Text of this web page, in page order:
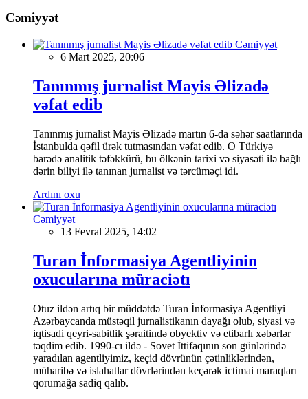
Cəmiyyət
Cəmiyyət
6 Mart 2025, 20:06
Tanınmış jurnalist Mayis Əlizadə
vəfat edib
Tanınmış jurnalist Mayis Əlizadə martın 6-da səhər saatlarında
İstanbulda qəfil ürək tutmasından vəfat edib. O Türkiyə
barədə analitik təfəkkürü, bu ölkənin tarixi və siyasəti ilə bağlı
dərin biliyi ilə tanınan jurnalist və tərcüməçi idi.
Ardını oxu
Cəmiyyət
13 Fevral 2025, 14:02
Turan İnformasiya Agentliyinin
oxucularına müraciətı
Otuz ildən artıq bir müddətdə Turan İnformasiya Agentliyi
Azərbaycanda müstəqil jurnalistikanın dayağı olub, siyasi və
iqtisadi qeyri-sabitlik şəraitində obyektiv və etibarlı xəbərlər
təqdim edib. 1990-cı ildə - Sovet İttifaqının son günlərində
yaradılan agentliyimiz, keçid dövrünün çətinliklərindən,
müharibə və islahatlar dövrlərindən keçərək ictimai maraqları
qorumağa sadiq qalıb.